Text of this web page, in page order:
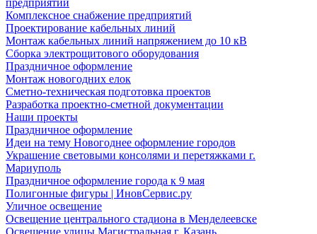
предприятий
Комплексное снабжение предприятий
Проектирование кабельных линий
Монтаж кабельных линий напряжением до 10 кВ
Сборка электрощитового оборудования
Праздничное оформление
Монтаж новогодних елок
Сметно-техническая подготовка проектов
Разработка проектно-сметной документации
Наши проекты
Праздничное оформление
Идеи на тему Новогоднее оформление городов
Украшение световыми консолями и перетяжками г.
Мариуполь
Праздничное оформление города к 9 мая
Полигонные фигуры | ИновСервис.ру
Уличное освещение
Освещение центрального стадиона в Менделеевске
Освещение улицы Магистральная г. Казань